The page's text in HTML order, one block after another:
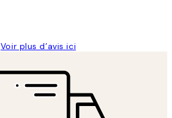
Voir plus d’avis ici